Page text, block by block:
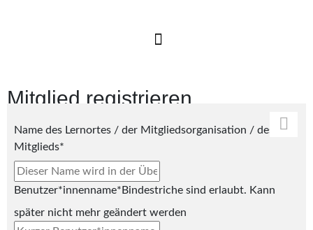
Mitglied registrieren
Name des Lernortes / der Mitgliedsorganisation / des
Mitglieds*
Benutzer*innenname* Bindestriche sind erlaubt. Kann
später nicht mehr geändert werden